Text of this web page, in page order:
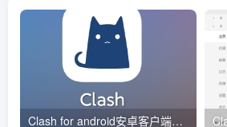
Clash for android安卓客户端保姆级新手使用教程